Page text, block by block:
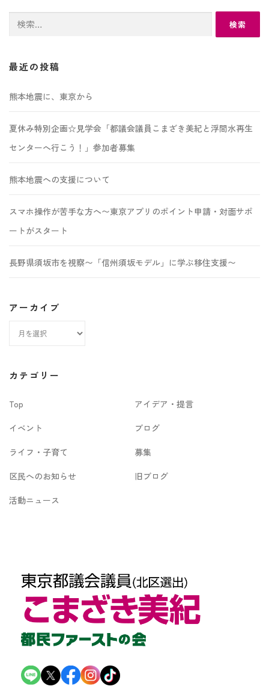
検
最近の投稿
熊本地震に、東京から
夏休み特別企画☆見学会「都議会議員こまざき美紀と浮間水再生
センターへ行こう！」参加者募集
熊本地震への支援について
スマホ操作が苦手な方へ〜東京アプリのポイント申請・対面サポ
ートがスタート
長野県須坂市を視察〜「信州須坂モデル」に学ぶ移住支援〜
アーカイブ
カ
ブ
カテゴリー
Top
アイデア・提言
イベント
ブログ
ライフ・子育て
募集
区民へのお知らせ
旧ブログ
活動ニュース